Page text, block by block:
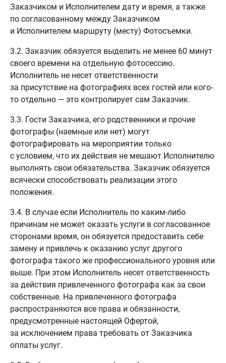
Заказчиком и Исполнителем дату и время, а также
по согласованному между Заказчиком
и Исполнителем маршруту (месту) Фотосъемки.
3.2. Заказчик обязуется выделить не менее 60 минут
своего времени на отдельную фотосессию.
Исполнитель не несет ответственности
за присутствие на фотографиях всех гостей или кого-
то отдельно — это контролирует сам Заказчик.
3.3. Гости Заказчика, его родственники и прочие
фотографы (наемные или нет) могут
фотографировать на мероприятии только
с условием, что их действия не мешают Исполнителю
выполнять свои обязательства. Заказчик обязуется
всячески способствовать реализации этого
положения.
3.4. В случае если Исполнитель по каким-либо
причинам не может оказать услуги в согласованное
сторонами время, он обязуется предоставить себе
замену и привлечь к оказанию услуг другого
фотографа такого же профессионального уровня или
выше. При этом Исполнитель несет ответственность
за действия привлеченного фотографа как за свои
собственные. На привлеченного фотографа
распространяются все права и обязанности,
предусмотренные настоящей Офертой,
за исключением права требовать от Заказчика
оплаты услуг.